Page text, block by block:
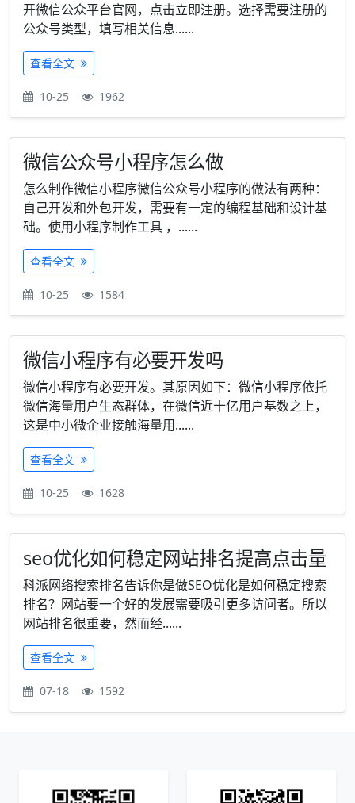
开微信公众平台官网，点击立即注册。选择需要注册的
公众号类型，填写相关信息......
查看全文
10-25 1962
微信公众号小程序怎么做
怎么制作微信小程序微信公众号小程序的做法有两种：
自己开发和外包开发，需要有一定的编程基础和设计基
础。使用小程序制作工具 ，......
查看全文
10-25 1584
微信小程序有必要开发吗
微信小程序有必要开发。其原因如下：微信小程序依托
微信海量用户生态群体，在微信近十亿用户基数之上，
这是中小微企业接触海量用......
查看全文
10-25 1628
seo优化如何稳定网站排名提高点击量
科派网络搜索排名告诉你是做SEO优化是如何稳定搜索
排名？网站要一个好的发展需要吸引更多访问者。所以
网站排名很重要，然而经......
查看全文
07-18 1592